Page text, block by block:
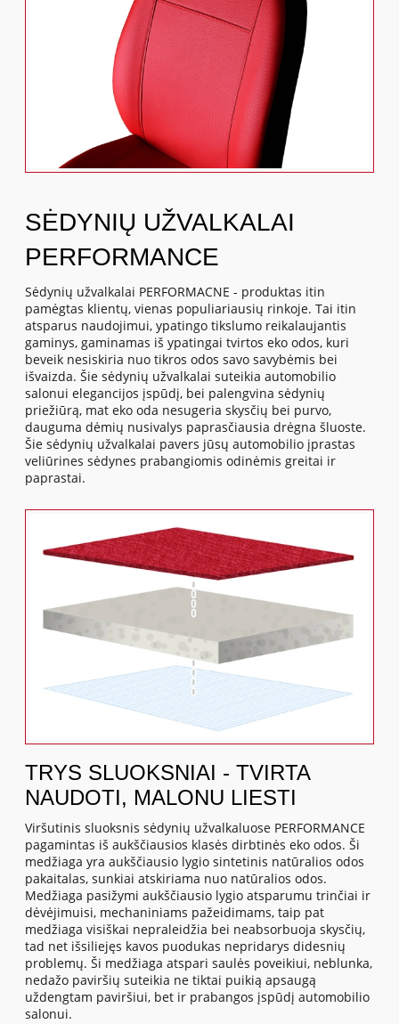
SĖDYNIŲ UŽVALKALAI
PERFORMANCE
Sėdynių užvalkalai PERFORMACNE - produktas itin
pamėgtas klientų, vienas populiariausių rinkoje. Tai itin
atsparus naudojimui, ypatingo tikslumo reikalaujantis
gaminys, gaminamas iš ypatingai tvirtos eko odos, kuri
beveik nesiskiria nuo tikros odos savo savybėmis bei
išvaizda. Šie sėdynių užvalkalai suteikia automobilio
salonui elegancijos įspūdį, bei palengvina sėdynių
priežiūrą, mat eko oda nesugeria skysčių bei purvo,
dauguma dėmių nusivalys paprasčiausia drėgna šluoste.
Šie sėdynių užvalkalai pavers jūsų automobilio įprastas
veliūrines sėdynes prabangiomis odinėmis greitai ir
paprastai.
TRYS SLUOKSNIAI - TVIRTA
NAUDOTI, MALONU LIESTI
Viršutinis sluoksnis sėdynių užvalkaluose PERFORMANCE
pagamintas iš aukščiausios klasės dirbtinės eko odos. Ši
medžiaga yra aukščiausio lygio sintetinis natūralios odos
pakaitalas, sunkiai atskiriama nuo natūralios odos.
Medžiaga pasižymi aukščiausio lygio atsparumu trinčiai ir
dėvėjimuisi, mechaniniams pažeidimams, taip pat
medžiaga visiškai nepraleidžia bei neabsorbuoja skysčių,
tad net išsiliejęs kavos puodukas nepridarys didesnių
problemų. Ši medžiaga atspari saulės poveikiui, neblunka,
nedažo paviršių suteikia ne tiktai puikią apsaugą
uždengtam paviršiui, bet ir prabangos įspūdį automobilio
salonui.